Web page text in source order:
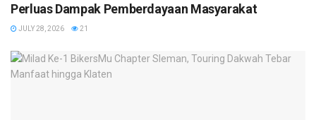
Perluas Dampak Pemberdayaan Masyarakat
JULY 28, 2026 21